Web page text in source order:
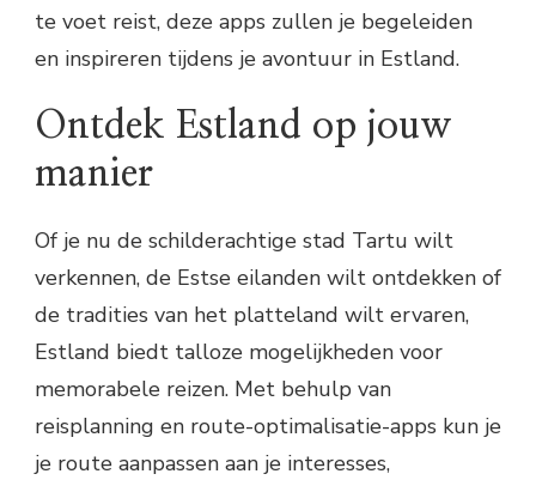
te voet reist, deze apps zullen je begeleiden
en inspireren tijdens je avontuur in Estland.
Ontdek Estland op jouw
manier
Of je nu de schilderachtige stad Tartu wilt
verkennen, de Estse eilanden wilt ontdekken of
de tradities van het platteland wilt ervaren,
Estland biedt talloze mogelijkheden voor
memorabele reizen. Met behulp van
reisplanning en route-optimalisatie-apps kun je
je route aanpassen aan je interesses,